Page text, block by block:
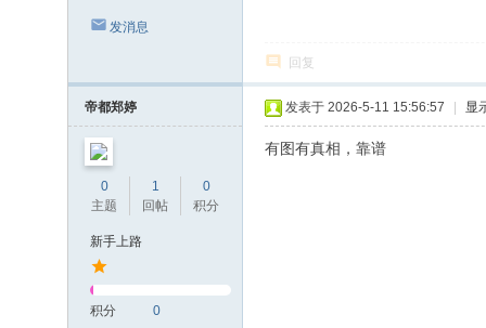
发消息
回复
帝都郑婷
0
主题
1
回帖
0
积分
新手上路
积分 0
发表于 2026-5-11 15:56:57 显
有图有真相，靠谱